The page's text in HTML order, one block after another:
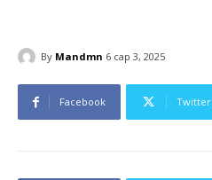
By Mandmn 6 сар 3, 2025
Facebook Twitter